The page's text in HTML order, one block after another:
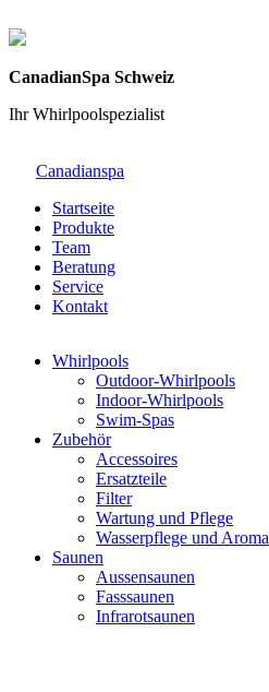
CanadianSpa Schweiz
Ihr Whirlpoolspezialist
Canadianspa
Startseite
Produkte
Team
Beratung
Service
Kontakt
Whirlpools
Outdoor-Whirlpools
Indoor-Whirlpools
Swim-Spas
Zubehör
Accessoires
Ersatzteile
Filter
Wartung und Pflege
Wasserpflege und Aroma
Saunen
Aussensaunen
Fasssaunen
Infrarotsaunen